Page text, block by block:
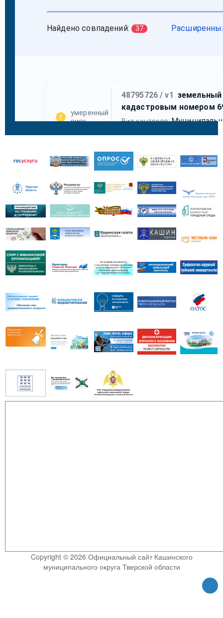
Copyright © 2026 Официальный сайт Кашинского
муниципального округа Тверской области